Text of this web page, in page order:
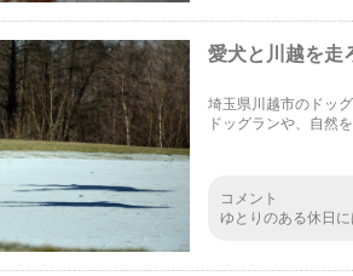
愛犬と川越を走
埼玉県川越市のドッ
ドッグランや、自然
コメント
ゆとりのある休日